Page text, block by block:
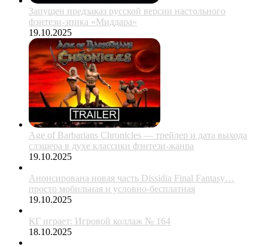
Запущен предзаказ русской версии настольного
фэнтези-эпика «Миддара»
19.10.2025
Age of Barbarians Chronicles — трейлер и дата выхода
слэшера в духе классики фэнтези-жанра
19.10.2025
Анонсирована новая часть Dissidia Final Fantasy…
просто мобильная и условно-бесплатная
19.10.2025
КГ играет: Игровой коллаж № 164
18.10.2025